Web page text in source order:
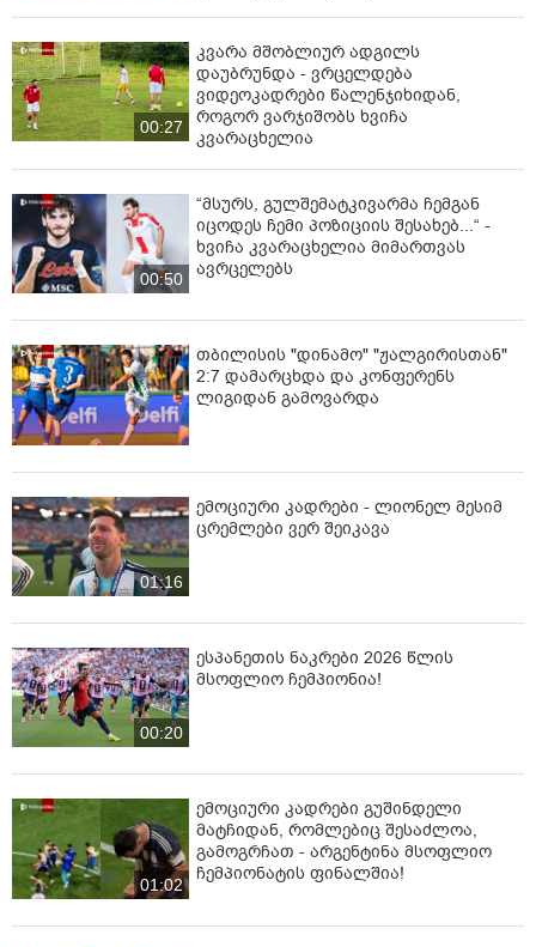
00:27
კვარა მშობლიურ ადგილს
დაუბრუნდა - ვრცელდება
ვიდეოკადრები წალენჯიხიდან,
როგორ ვარჯიშობს ხვიჩა
კვარაცხელია
00:50
“მსურს, გულშემატკივარმა ჩემგან
იცოდეს ჩემი პოზიციის შესახებ...“ -
ხვიჩა კვარაცხელია მიმართვას
ავრცელებს
თბილისის "დინამო" "ჟალგირისთან"
2:7 დამარცხდა და კონფერენს
ლიგიდან გამოვარდა
01:16
ემოციური კადრები - ლიონელ მესიმ
ცრემლები ვერ შეიკავა
00:20
ესპანეთის ნაკრები 2026 წლის
მსოფლიო ჩემპიონია!
01:02
ემოციური კადრები გუშინდელი
მატჩიდან, რომლებიც შესაძლოა,
გამოგრჩათ - არ­გენ­ტი­ნა მსოფ­ლიო
ჩემ­პი­ო­ნა­ტის ფი­ნალ­შია!